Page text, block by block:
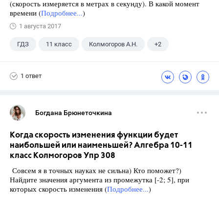
(скорость измеряется в метрах в секунду). В какой момент
времени (Подробнее...)
1 августа 2017
ГДЗ 11 класс Колмогоров А.Н. +2
1 ответ
Богдана Брюнеточкина
Когда скорость изменения функции будет
наибольшей или наименьшей? Алгебра 10-11
класс Колмогоров Упр 308
Совсем я в точных науках не сильна) Кто поможет?)
Найдите значения аргумента из промежутка [-2; 5], при
которых скорость изменения (Подробнее...)